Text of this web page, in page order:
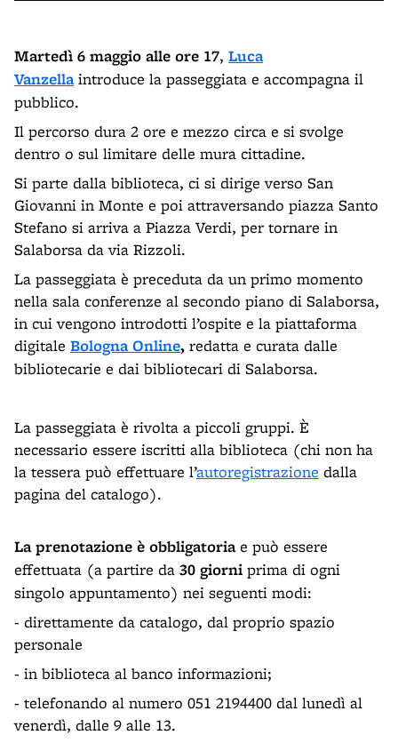
Martedì 6 maggio alle ore 17, Luca
Vanzellaintroduce la passeggiata e accompagna il
pubblico.
Il percorso dura 2 ore e mezzo circa e si svolge
dentro o sul limitare delle mura cittadine.
Si parte dalla biblioteca, ci si dirige verso San
Giovanni in Monte e poi attraversando piazza Santo
Stefano si arriva a Piazza Verdi, per tornare in
Salaborsa da via Rizzoli.
La passeggiata è preceduta da un primo momento
nella sala conferenze al secondo piano di Salaborsa,
in cui vengono introdotti l’ospite e la piattaforma
digitale Bologna Online, redatta e curata dalle
bibliotecarie e dai bibliotecari di Salaborsa.
La passeggiata è rivolta a piccoli gruppi. È
necessario essere iscritti alla biblioteca (chi non ha
la tessera può effettuare l’autoregistrazione dalla
pagina del catalogo).
La prenotazione è obbligatoriae può essere
effettuata (a partire da 30 giorni prima di ogni
singolo appuntamento) nei seguenti modi:
- direttamente da catalogo, dal proprio spazio
personale
- in biblioteca al banco informazioni;
- telefonando al numero 051 2194400 dal lunedì al
venerdì, dalle 9 alle 13.